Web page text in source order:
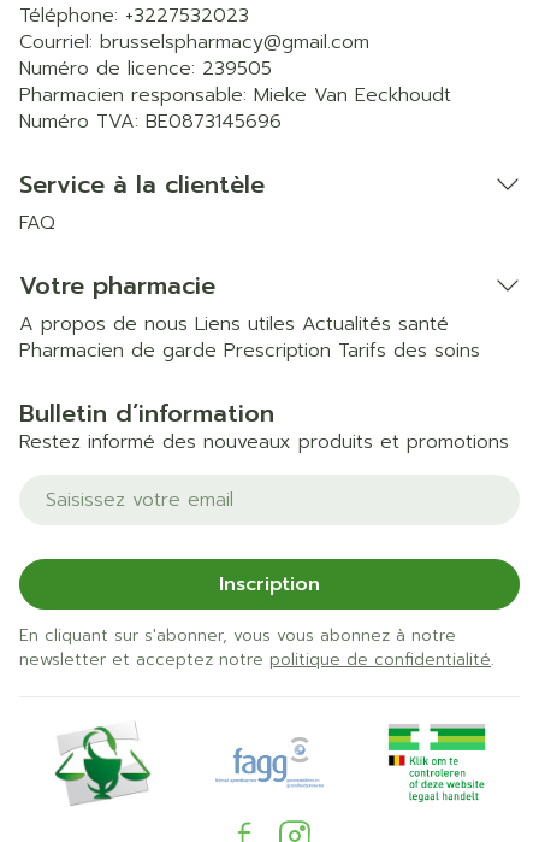
Téléphone: +3227532023
Courriel: brusselspharmacy@gmail.com
Numéro de licence: 239505
Pharmacien responsable: Mieke Van Eeckhoudt
Numéro TVA: BE0873145696
Service à la clientèle
FAQ
Votre pharmacie
A propos de nous Liens utiles Actualités santé
Pharmacien de garde Prescription Tarifs des soins
Bulletin d’information
Restez informé des nouveaux produits et promotions
Adresse mail
Inscription
En cliquant sur s'abonner, vous vous abonnez à notre
newsletter et acceptez notre politique de confidentialité.